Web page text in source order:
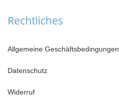
Rechtliches
Allgemeine Geschäftsbedingungen
Datenschutz
Widerruf